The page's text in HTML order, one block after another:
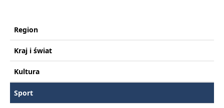
Region
Kraj i świat
Kultura
Sport